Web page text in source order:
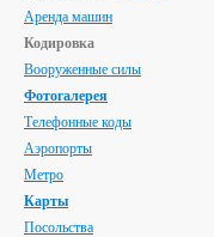
Аренда машин
Кодировка
Вооруженные силы
Фотогалерея
Телефонные коды
Аэропорты
Метро
Карты
Посольства